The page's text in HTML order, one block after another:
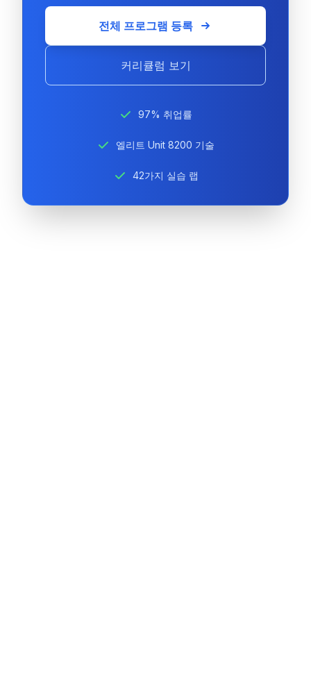
전체 프로그램 등록
커리큘럼 보기
97% 취업률
엘리트 Unit 8200 기술
42가지 실습 랩